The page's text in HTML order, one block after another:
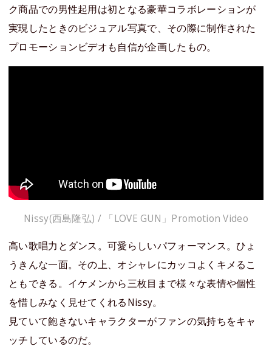
ク商品での男性起用は初となる豪華コラボレーションが
実現したときのビジュアル写真で、その際に制作された
プロモーションビデオも自信が企画したもの。
Nissy(西島隆弘) / 「LOVE GUN」Promotion Video
高い歌唱力とダンス。可愛らしいパフォーマンス。ひょ
うきんな一面。その上、オシャレにカッコよくキメるこ
ともできる。イケメンから三枚目まで様々な表情や個性
を惜しみなく見せてくれるNissy。
見ていて飽きないキャラクターがファンの気持ちをキャ
ッチしているのだ。